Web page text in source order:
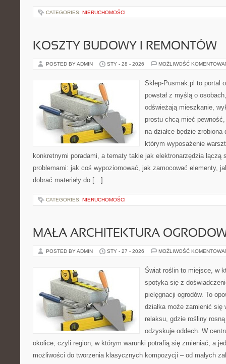
CATEGORIES: NIERUCHOMOŚCI
KOSZTY BUDOWY I REMONTÓW
POSTED BY ADMIN STY - 28 - 2026 MOŻLIWOŚĆ
Sklep-Pusmak.pl to portal
powstał z myślą o
odświeżają mieszkanie,
prostu chcą mieć
na działce będzie zrobiona
którym wyposażenie
konkretnymi poradami, a tematy takie jak elektronarzędzia łączą
problemami: jak coś wypoziomować, jak zamocować elementy,
dobrać materiały do […]
CATEGORIES: NIERUCHOMOŚCI
MAŁA ARCHITEKTURA
POSTED BY ADMIN STY - 27 - 2026 MOŻLIWOŚĆ
Świat roślin to miejsce, w
spotyka się z
pielęgnacji ogrodów. To
działka może zamienić się
relaksu, gdzie rośliny
odzyskuje oddech. W
okolice, czyli region, w którym warunki potrafią się zmieniać, a
możliwości do tworzenia klasycznych kompozycji – od małych